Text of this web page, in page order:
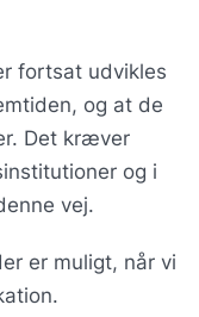
fortsat udvikles
og at de
Det kræver
og i
vej.
er muligt, når vi